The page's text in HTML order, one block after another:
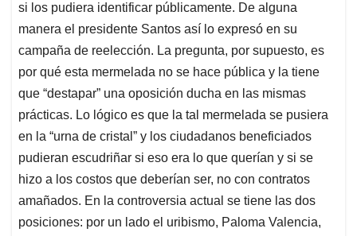
si los pudiera identificar públicamente. De alguna
manera el presidente Santos así lo expresó en su
campaña de reelección. La pregunta, por supuesto, es
por qué esta mermelada no se hace pública y la tiene
que “destapar” una oposición ducha en las mismas
prácticas. Lo lógico es que la tal mermelada se pusiera
en la “urna de cristal” y los ciudadanos beneficiados
pudieran escudriñar si eso era lo que querían y si se
hizo a los costos que deberían ser, no con contratos
amañados. En la controversia actual se tiene las dos
posiciones: por un lado el uribismo, Paloma Valencia,